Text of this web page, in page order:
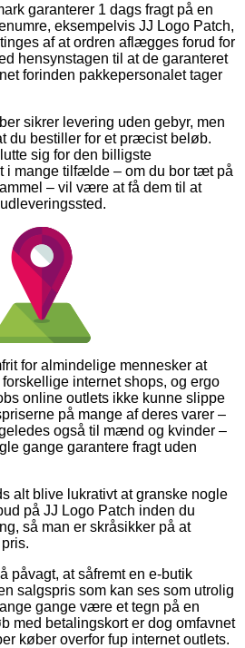
garanterer 1 dags fragt på en
eksempelvis JJ Logo Patch,
af at ordren aflægges forud for
hensynstagen til at de garanteret
forinden pakkepersonalet tager
sikrer levering uden gebyr, men
du bestiller for et præcist beløb.
sig for den billigste
i mange tilfælde – om du bor tæt på
– vil være at få dem til at
for almindelige mennesker at
internet shops, og ergo
online outlets ikke kunne slippe
på mange af deres varer –
også til mænd og kvinder –
gange garantere fragt uden
alt blive lukrativt at granske nogle
på JJ Logo Patch inden du
så man er skråsikker på at
påvagt, at såfremt en e-butik
salgspris som kan ses som utrolig
gange være et tegn på en
med betalingskort er dog omfavnet
køber overfor fup internet outlets.